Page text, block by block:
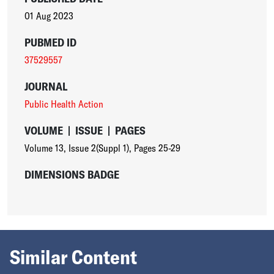
01 Aug 2023
PUBMED ID
37529557
JOURNAL
Public Health Action
VOLUME | ISSUE | PAGES
Volume 13, Issue 2(Suppl 1), Pages 25-29
DIMENSIONS BADGE
Similar Content